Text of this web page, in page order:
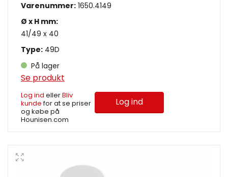
Varenummer: 1650.4149
Ø x H mm:
41/49 x 40
Type: 49D
På lager
Se produkt
Log ind ellerBliv
kundefor at se priser
og købe på
Hounisen.com
Log ind